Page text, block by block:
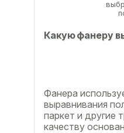
Какую фанеру
Фанера
выравнивания
паркет и другие
качеству